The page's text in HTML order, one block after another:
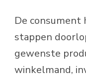
De consument
stappen
gewenste
winkelmand,